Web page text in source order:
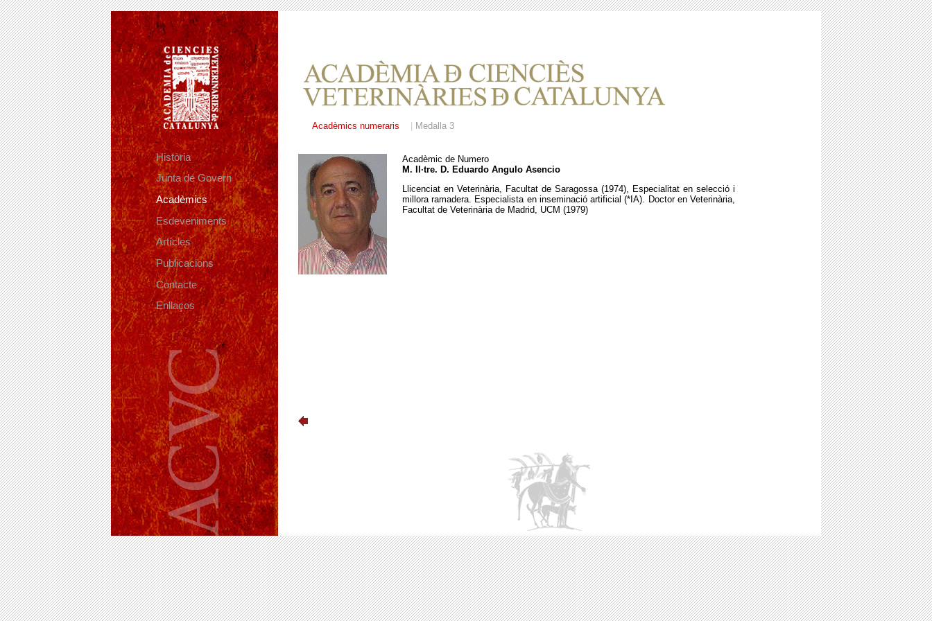
Història
Junta de Govern
Acadèmics
Esdeveniments
Artícles
Publicacions
Contacte
Enllaços
Acadèmics numeraris Medalla 3
Acadèmic de Numero
M. Il·tre. D. Eduardo Angulo Asencio
Llicenciat en Veterinària, Facultat de Saragossa (1974), Especialitat en selecció i
millora ramadera. Especialista en inseminació artificial (*IA). Doctor en Veterinària,
Facultat de Veterinària de Madrid, UCM (1979)